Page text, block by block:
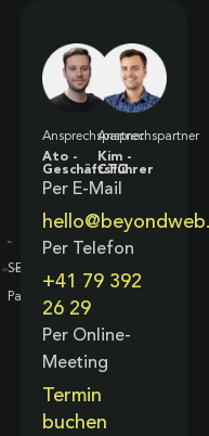
Ansprechspartner
Ato -
Geschäftsführer
Ansprechspartner
Kim -
CTO
Per E-Mail
Per Telefon
+41 79 392
26 29
Per Online-
Meeting
Termin
buchen